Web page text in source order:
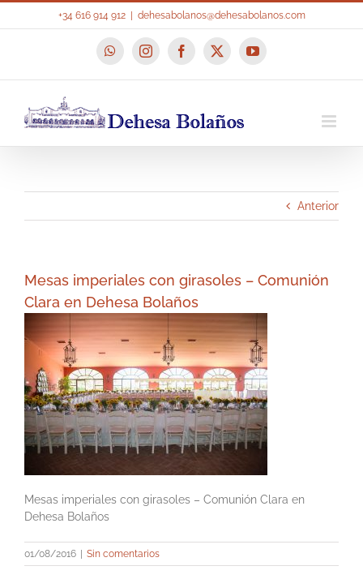
+34 616 914 912 dehesabolanos@dehesabolanos.com
WhatsAppInstagramFacebook
X YouTube
Anterior
Mesas imperiales con girasoles – Comunión
Clara en Dehesa Bolaños
Mesas imperiales con girasoles – Comunión Clara en
Dehesa Bolaños
01/08/2016 Sin comentarios